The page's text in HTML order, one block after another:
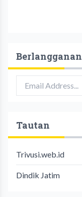
Berlangganan
Tautan
Trivusi.web.id
Dindik Jatim